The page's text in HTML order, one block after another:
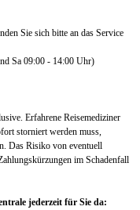
Sie sich bitte an das Service
Sa 09:00 - 14:00 Uhr)
Erfahrene Reisemediziner
storniert werden muss,
Das Risiko von eventuell
im Schadenfall
jederzeit für Sie da: